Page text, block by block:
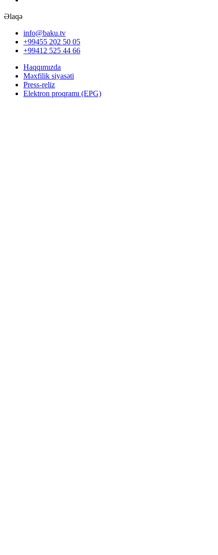
Əlaqə
info@baku.tv
+99455 202 50 05
+99412 525 44 66
Haqqımızda
Məxfilik siyasəti
Press-reliz
Elektron proqramı (EPG)